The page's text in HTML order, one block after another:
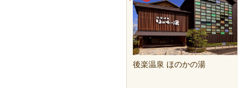
後楽温泉 ほのかの湯